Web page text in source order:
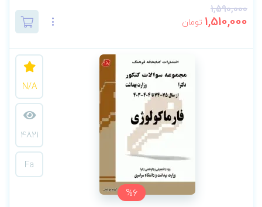
1,590,000
1,510,000 تومان
%6
N/A
4821
Fa